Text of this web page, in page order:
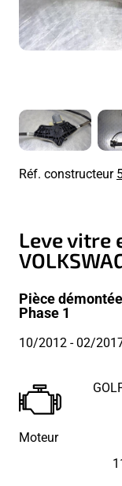
Réf. constructeur
Leve vitre
Pièce
Phase 1
10/2012 - 02/
Moteur